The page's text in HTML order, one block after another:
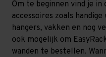
Om te beginnen vind je
accessoires zoals
hangers, vakken en nog
ook mogelijk om
wanden te bestellen.